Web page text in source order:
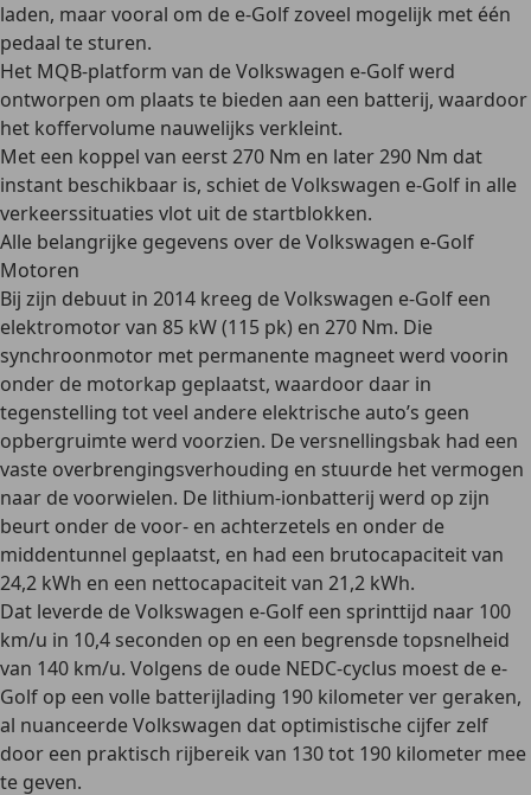
laden, maar vooral om de e-Golf zoveel mogelijk met één
pedaal te sturen.
Het MQB-platform van de Volkswagen e-Golf werd
ontworpen om plaats te bieden aan een batterij, waardoor
het koffervolume nauwelijks verkleint.
Met een koppel van eerst 270 Nm en later 290 Nm dat
instant beschikbaar is, schiet de Volkswagen e-Golf in alle
verkeerssituaties vlot uit de startblokken.
Alle belangrijke gegevens over de Volkswagen e-Golf
Motoren
Bij zijn debuut in 2014 kreeg de Volkswagen e-Golf een
elektromotor van 85 kW (115 pk) en 270 Nm. Die
synchroonmotor met permanente magneet werd voorin
onder de motorkap geplaatst, waardoor daar in
tegenstelling tot veel andere elektrische auto’s geen
opbergruimtewerd voorzien. De versnellingsbak had een
vaste overbrengingsverhouding en stuurde het vermogen
naar de voorwielen. De lithium-ionbatterij werd op zijn
beurt onder de voor- en achterzetels en onder de
middentunnel geplaatst, en had een brutocapaciteitvan
24,2 kWh en een nettocapaciteitvan 21,2 kWh.
Dat leverde de Volkswagen e-Golf een sprinttijd naar 100
km/u in 10,4 seconden op en een begrensde topsnelheid
van 140 km/u. Volgens de oude NEDC-cyclus moest de e-
Golf op een volle batterijlading 190 kilometer ver geraken,
al nuanceerde Volkswagen dat optimistische cijfer zelf
door een praktisch rijbereik van 130 tot 190 kilometer mee
te geven.